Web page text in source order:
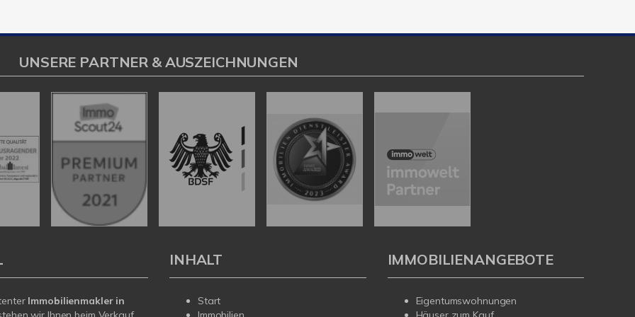
UNSERE PARTNER & AUSZEICHNUNGEN
Immobilienmakler in
INHALT
Start
IMMOBILIENANGEBOTE
Eigentumswohnungen